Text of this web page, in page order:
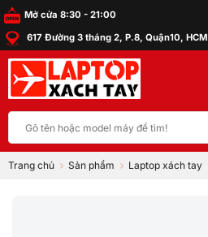
Bỏ
qua
nội
dung
Mở cửa 8:30 - 21:00
617 Đường 3 tháng 2, P.8, Quận10, HCM
kiếm:
Trang chủ Sản phẩm Laptop xách tay